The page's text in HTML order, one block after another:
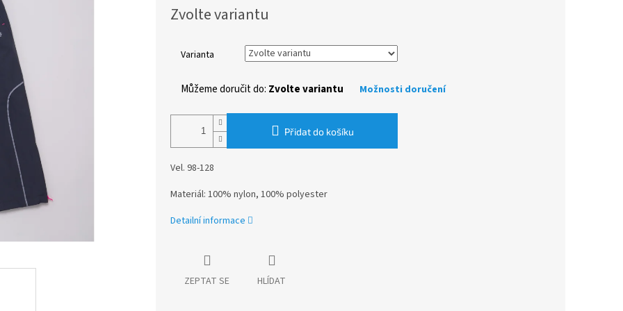
cena:
Zvolte variantu
Varianta
Můžeme doručit do: Zvolte variantu Možnosti doručení
Přidat do košíku
Vel. 98-128
Materiál: 100% nylon, 100% polyester
Detailní informace
ZEPTAT SE HLÍDAT